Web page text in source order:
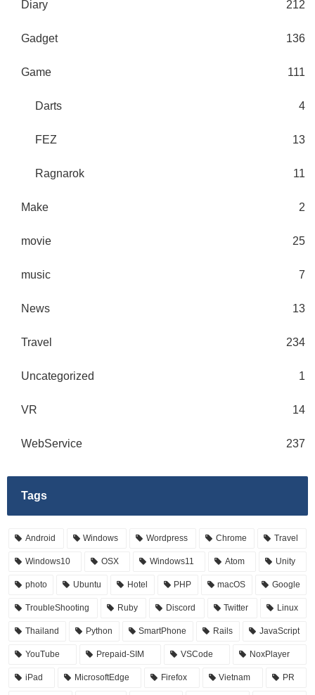
Diary 212
Gadget 136
Game 111
Darts 4
FEZ 13
Ragnarok 11
Make 2
movie 25
music 7
News 13
Travel 234
Uncategorized 1
VR 14
WebService 237
Tags
Android Windows Wordpress Chrome Travel
Windows10 OSX Windows11 Atom Unity
photo Ubuntu Hotel PHP macOS Google
TroubleShooting Ruby Discord Twitter Linux
Thailand Python SmartPhone Rails JavaScript
YouTube Prepaid-SIM VSCode NoxPlayer
iPad MicrosoftEdge Firefox Vietnam PR